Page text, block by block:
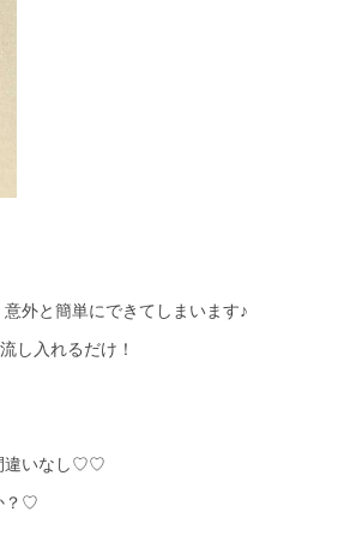
外と簡単にできてしまいます♪
し入れるだけ！
違いなし♡♡
？♡